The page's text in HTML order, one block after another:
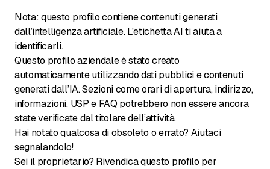
Nota: questo profilo contiene contenuti generati
dall’intelligenza artificiale. L'etichetta AI ti aiuta a
identificarli.
Questo profilo aziendale è stato creato
automaticamente utilizzando dati pubblici e contenuti
generati dall’IA. Sezioni come orari di apertura, indirizzo,
informazioni, USP e FAQ potrebbero non essere ancora
state verificate dal titolare dell’attività.
Hai notato qualcosa di obsoleto o errato? Aiutaci
segnalandolo!
Sei il proprietario? Rivendica questo profilo per